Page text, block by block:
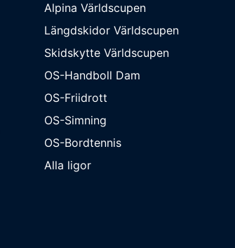
Alpina Världscupen
Längdskidor Världscupen
Skidskytte Världscupen
OS-Handboll Dam
OS-Friidrott
OS-Simning
OS-Bordtennis
Alla ligor